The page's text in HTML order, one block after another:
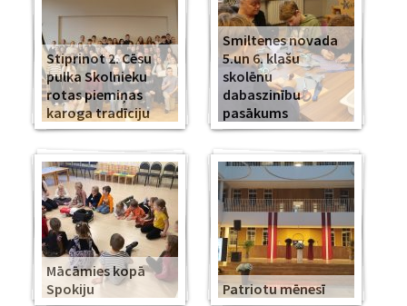
Stiprinot 2. Cēsu
pulka Skolnieku
rotas piemiņas
karoga tradīciju
Smiltenes novada
5.un 6. klašu
skolēnu
dabaszinību
pasākums
Mācāmies kopā
Spokiju
Patriotu mēnesī